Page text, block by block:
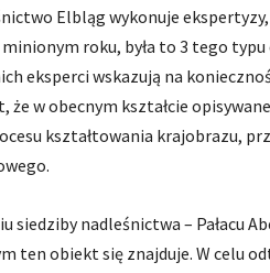
Elbląg wykonuje
roku, była to 3 tego
eksperci wskazują na
że w obecnym kształcie
kształtowania krajobrazu,
siedziby nadleśnictwa – Pałacu
ten obiekt się znajduje. W celu